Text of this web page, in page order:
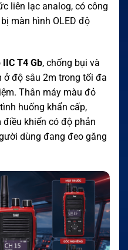
liên lạc analog, có công
màn hình OLED độ
IIC T4 Gb, chống bụi và
ở độ sâu 2m trong tối đa
Thân máy màu đỏ
huống khẩn cấp,
khiển có độ phản
dùng đang đeo găng